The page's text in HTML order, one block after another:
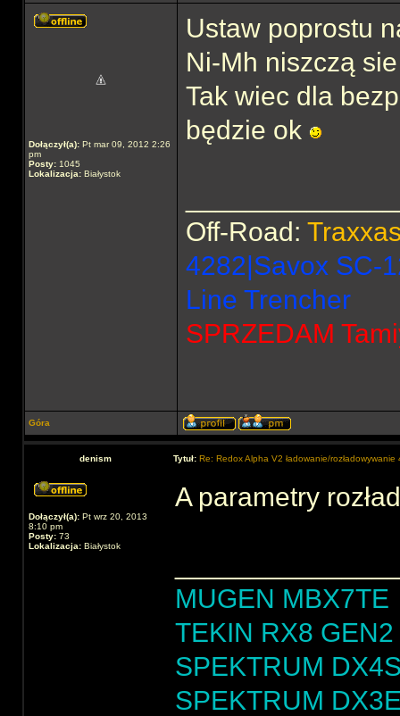
Dołączył(a): Pt mar 09, 2012 2:26
pm
Posty: 1045
Lokalizacja: Białystok
Ustaw poprostu
Ni-Mh niszczą
Tak wiec dla
będzie ok
Off-Road:
4282|Savox SC-
Line Trencher
SPRZEDAM
Góra
denism Tytuł: Re: Redox Alpha V2 ładowanie/rozładowywanie
Dołączył(a): Pt wrz 20, 2013
8:10 pm
Posty: 73
Lokalizacja: Białystok
A parametry
MUGEN MBX7TE
TEKIN RX8
SPEKTRUM
SPEKTRUM